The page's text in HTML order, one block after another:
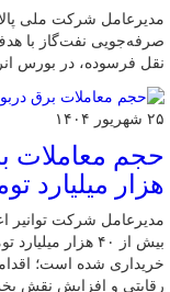
مدیرعامل شرکت ملی
صرفه‌جویی نفت‌گاز با
نقل فرسوده، در بورس
۲۵ شهریور ۱۴۰۴
هزار میلیارد
بیش از ۴۰ هزار
خریداری شده است؛
رقابتی و افزایش نقش